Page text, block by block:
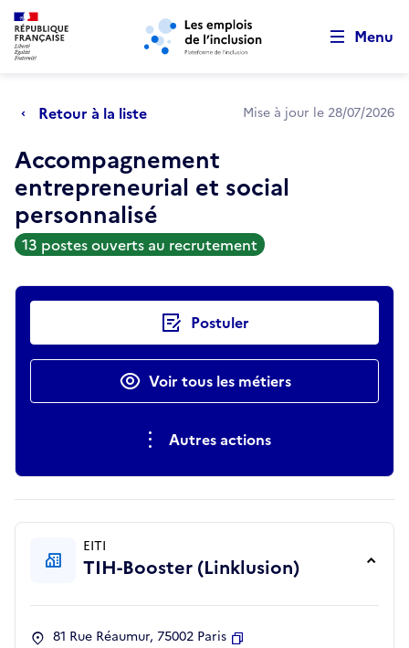
Aller au menu principal Aller au contenu principal
Menu
Retour à la liste Mise à jour le 28/07/2026
Accompagnement
entrepreneurial et social
personnalisé
13 postes ouverts au recrutement
Actions rapides Postuler
Voir tous les métiers
Autres actions
EITI
TIH-Booster (Linklusion)
81 Rue Réaumur, 75002 Paris
Retour au début de la page
Panneau de gestion des cookies